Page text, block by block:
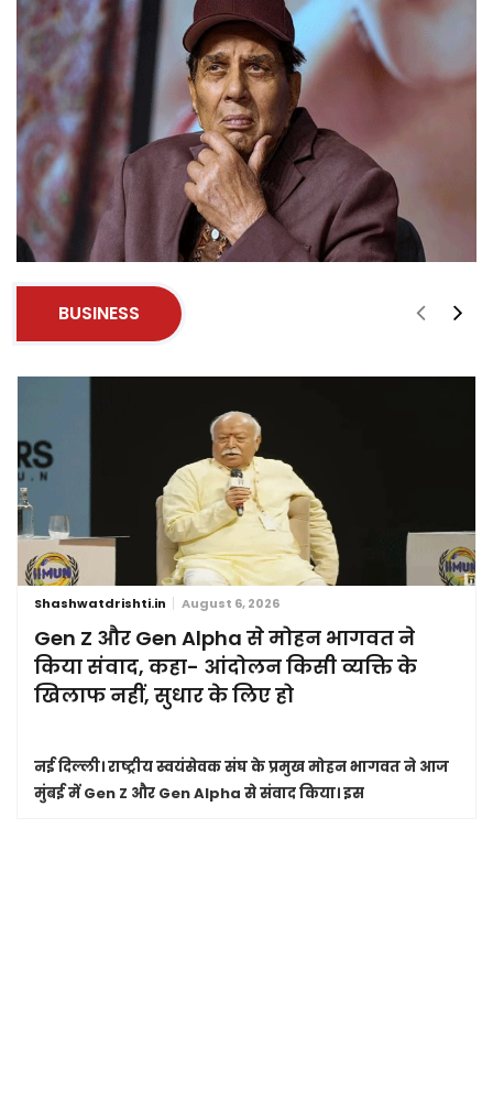
BUSINESS
Shashwatdrishti.in August 6, 2026
Gen Z और Gen Alpha से मोहन भागवत ने
किया संवाद, कहा- आंदोलन किसी व्यक्ति के
खिलाफ नहीं, सुधार के लिए हो
नई दिल्ली।राष्ट्रीय स्वयंसेवक संघ के प्रमुख मोहन भागवत ने आज
मुंबई में Gen Z और Gen Alpha से संवाद किया। इस